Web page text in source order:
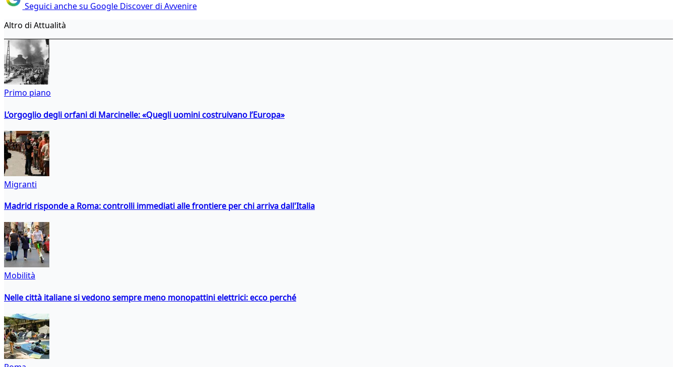
Seguici anche su Google Discover di Avvenire
Altro di Attualità
Primo piano
L’orgoglio degli orfani di Marcinelle: «Quegli uomini costruivano l’Europa»
Migranti
Madrid risponde a Roma: controlli immediati alle frontiere per chi arriva dall'Italia
Mobilità
Nelle città italiane si vedono sempre meno monopattini elettrici: ecco perché